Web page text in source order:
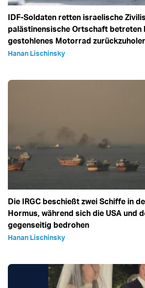
IDF-Soldaten retten israelische
palästinensische Ortschaft betreten
gestohlenes Motorrad
Hanan Lischinsky
Die IRGC beschießt zwei Schiffe in
Hormus, während sich die USA und
gegenseitig bedrohen
Hanan Lischinsky